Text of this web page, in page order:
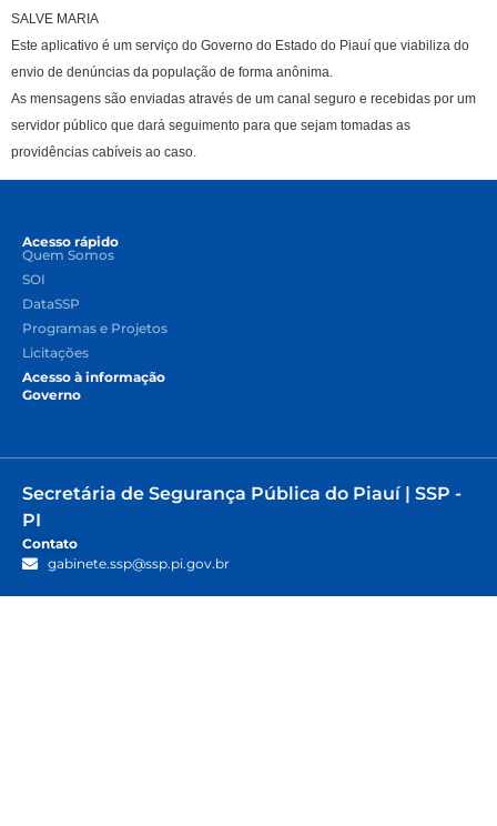
SALVE MARIA
Este aplicativo é um serviço do Governo do Estado do Piauí que viabiliza do
envio de denúncias da população de forma anônima.
As mensagens são enviadas através de um canal seguro e recebidas por um
servidor público que dará seguimento para que sejam tomadas as
providências cabíveis ao caso.
Acesso rápido
Quem Somos
SOI
DataSSP
Programas e Projetos
Licitações
Acesso à informação
Governo
Secretária de Segurança Pública do Piauí | SSP -
PI
Contato
gabinete.ssp@ssp.pi.gov.br